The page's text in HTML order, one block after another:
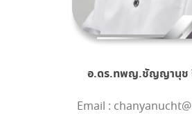
อ.ดร.ทพญ.ชัญญานุช
Email :